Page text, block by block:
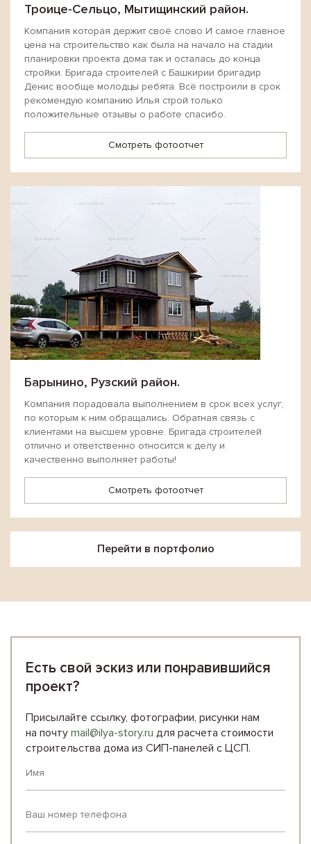
Троице-Сельцо, Мытищинский район.
Компания которая держит своё слово И самое главное
цена на строительство как была на начало на стадии
планировки проекта дома так и осталась до конца
стройки. Бригада строителей с Башкирии бригадир
Денис вообще молодцы ребята. Всё построили в срок
рекомендую компанию Илья строй только
положительные отзывы о работе спасибо.
Смотреть фотоотчет
Барынино, Рузский район.
Компания порадовала выполнением в срок всех услуг,
по которым к ним обращались. Обратная связь с
клиентами на высшем уровне. Бригада строителей
отлично и ответственно относится к делу и
качественно выполняет работы!
Смотреть фотоотчет
Перейти в портфолио
Есть свой эскиз или понравившийся
проект?
Присылайте ссылку, фотографии, рисунки нам
на почту mail@ilya-story.ru для расчета стоимости
строительства дома из СИП-панелей с ЦСП.